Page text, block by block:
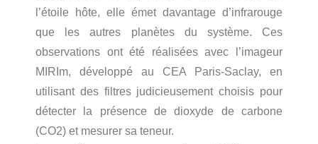
l’étoile hôte, elle émet davantage d’infrarouge
que les autres planètes du système. Ces
observations ont été réalisées avec l’imageur
MIRIm, développé au CEA Paris-Saclay, en
utilisant des filtres judicieusement choisis pour
détecter la présence de dioxyde de carbone
(CO2) et mesurer sa teneur.